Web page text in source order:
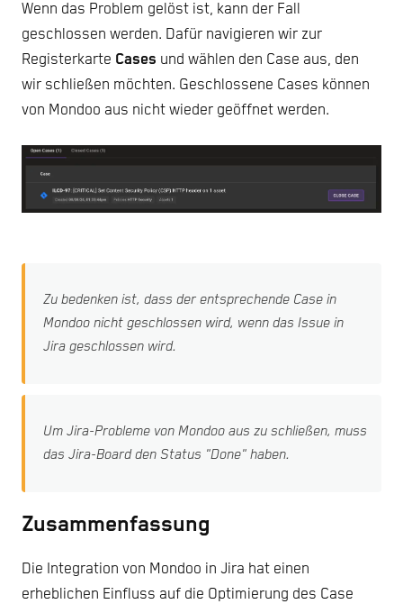
Wenn das Problem gelöst ist, kann der Fall
geschlossen werden. Dafür navigieren wir zur
Registerkarte Cases und wählen den Case aus, den
wir schließen möchten. Geschlossene Cases können
von Mondoo aus nicht wieder geöffnet werden.
Zu bedenken ist, dass der entsprechende Case in
Mondoo nicht geschlossen wird, wenn das Issue in
Jira geschlossen wird.
Um Jira-Probleme von Mondoo aus zu schließen, muss
das Jira-Board den Status "Done" haben.
Zusammenfassung
Die Integration von Mondoo in Jira hat einen
erheblichen Einfluss auf die Optimierung des Case